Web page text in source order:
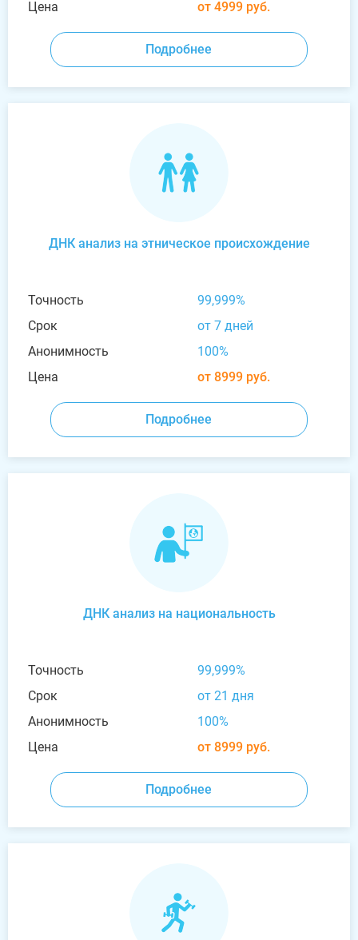
Цена
от 4999 руб.
Подробнее
ДНК анализ на этническое происхождение
Точность
99,999%
Срок
от 7 дней
Анонимность
100%
Цена
от 8999 руб.
Подробнее
ДНК анализ на национальность
Точность
99,999%
Срок
от 21 дня
Анонимность
100%
Цена
от 8999 руб.
Подробнее